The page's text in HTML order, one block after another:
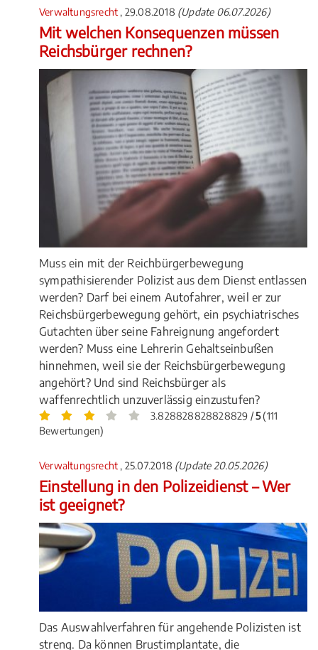
Verwaltungsrecht , 29.08.2018 (Update 06.07.2026)
Mit welchen Konsequenzen müssen
Reichsbürger rechnen?
Muss ein mit der Reichbürgerbewegung
sympathisierender Polizist aus dem Dienst entlassen
werden? Darf bei einem Autofahrer, weil er zur
Reichsbürgerbewegung gehört, ein psychiatrisches
Gutachten über seine Fahreignung angefordert
werden? Muss eine Lehrerin Gehaltseinbußen
hinnehmen, weil sie der Reichsbürgerbewegung
angehört? Und sind Reichsbürger als
waffenrechtlich unzuverlässig einzustufen?
3.828828828828829 /5(111
Bewertungen)
Verwaltungsrecht , 25.07.2018 (Update 20.05.2026)
Einstellung in den Polizeidienst – Wer
ist geeignet?
Das Auswahlverfahren für angehende Polizisten ist
streng. Da können Brustimplantate, die